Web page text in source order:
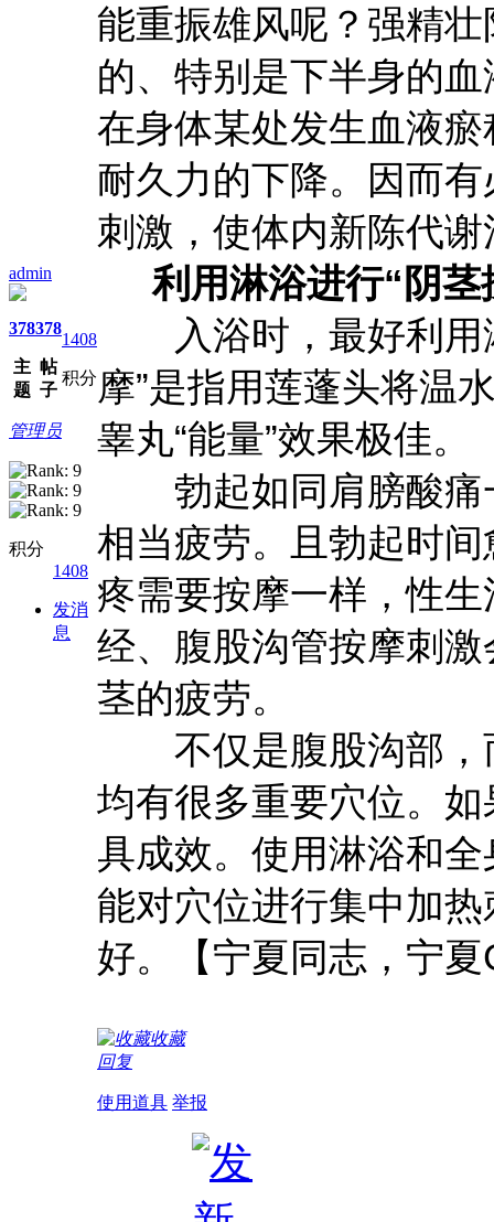
admin
378
主
题
378
帖
子
1408
积分
管理员
积分
1408
发消
息
能重振雄风呢？强精
的、特别是下半身的
在身体某处发生血液
耐久力的下降。因而
刺激，使体内新陈代
利用淋浴进行“阴茎
入浴时，最好利用
摩”是指用莲蓬头将温
睾丸“能量”效果极佳。
勃起如同肩膀酸痛
相当疲劳。且勃起时
疼需要按摩一样，性
经、腹股沟管按摩刺
茎的疲劳。
不仅是腹股沟部，
均有很多重要穴位。
具成效。使用淋浴和
能对穴位进行集中加
好。【宁夏同志，宁夏
收藏
回复
使用道具 举报